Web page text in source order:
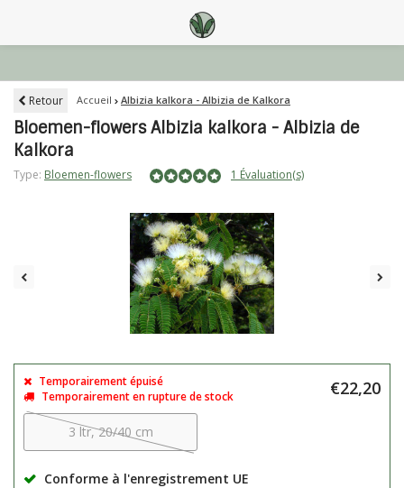
Retour Accueil Albizia kalkora - Albizia de Kalkora
Bloemen-flowers Albizia kalkora - Albizia de
Kalkora
Type: Bloemen-flowers 1 Évaluation(s)
Temporairement épuisé
Temporairement en rupture de stock
€22,20
3 ltr, 20/40 cm
Conforme à l'enregistrement UE